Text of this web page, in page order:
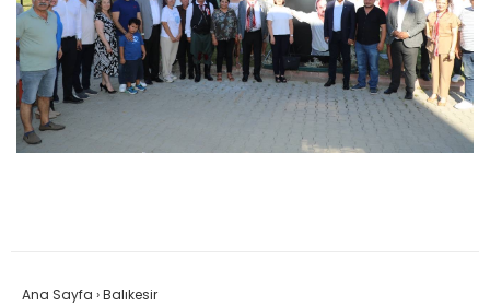
Ana Sayfa ›Balıkesir